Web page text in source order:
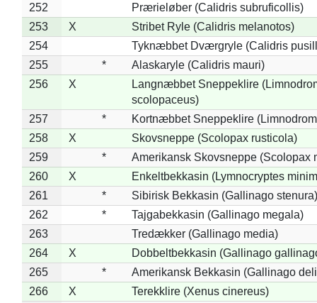
252
Prærieløber (Calidris subruficollis)
253
X
Stribet Ryle (Calidris melanotos)
254
Tyknæbbet Dværgryle (Calidris
255
*
Alaskaryle (Calidris mauri)
256
X
Langnæbbet Sneppeklire
scolopaceus)
257
*
Kortnæbbet Sneppeklire
258
X
Skovsneppe (Scolopax rusticola)
259
*
Amerikansk Skovsneppe (Scolopax
260
X
Enkeltbekkasin (Lymnocryptes
261
*
Sibirisk Bekkasin (Gallinago stenura)
262
*
Tajgabekkasin (Gallinago megala)
263
Tredækker (Gallinago media)
264
X
Dobbeltbekkasin (Gallinago
265
*
Amerikansk Bekkasin (Gallinago
266
X
Terekklire (Xenus cinereus)